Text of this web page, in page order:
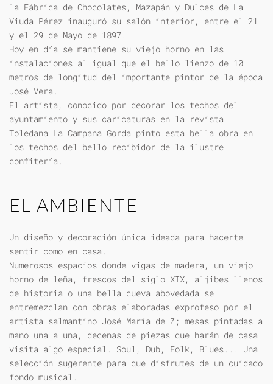
la Fábrica de Chocolates, Mazapán y Dulces de La
Viuda Pérez inauguró su salón interior, entre el 21
y el 29 de Mayo de 1897.
Hoy en día se mantiene su viejo horno en las
instalaciones al igual que el bello lienzo de 10
metros de longitud del importante pintor de la época
José Vera.
El artista, conocido por decorar los techos del
ayuntamiento y sus caricaturas en la revista
Toledana La Campana Gorda pinto esta bella obra en
los techos del bello recibidor de la ilustre
confitería.
EL AMBIENTE
Un diseño y decoración única ideada para hacerte
sentir como en casa.
Numerosos espacios donde vigas de madera, un viejo
horno de leña, frescos del siglo XIX, aljibes llenos
de historia o una bella cueva abovedada se
entremezclan con obras elaboradas exprofeso por el
artista salmantino José María de Z; mesas pintadas a
mano una a una, decenas de piezas que harán de casa
visita algo especial. Soul, Dub, Folk, Blues... Una
selección sugerente para que disfrutes de un cuidado
fondo musical.